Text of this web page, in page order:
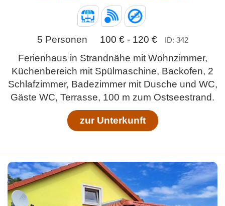
5 Personen 100 € - 120 € ID: 342
Ferienhaus in Strandnähe mit Wohnzimmer,
Küchenbereich mit Spülmaschine, Backofen, 2
Schlafzimmer, Badezimmer mit Dusche und WC,
Gäste WC, Terrasse, 100 m zum Ostseestrand.
zur Unterkunft